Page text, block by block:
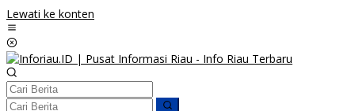
Lewati ke konten